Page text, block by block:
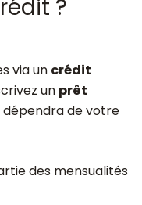
?
via un crédit
un prêt
dépendra de votre
des mensualités